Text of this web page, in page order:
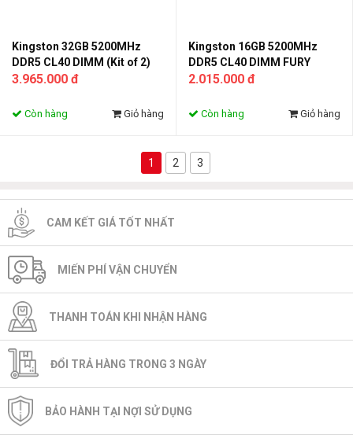
Kingston 32GB 5200MHz
DDR5 CL40 DIMM (Kit of 2)
FURY Beast Black
3.965.000 đ
Còn hàng Giỏ hàng
Kingston 16GB 5200MHz
DDR5 CL40 DIMM FURY
Beast Black
2.015.000 đ
Còn hàng Giỏ hàng
1 2 3
CAM KẾT GIÁ TỐT NHẤT
MIẾN PHÍ VẬN CHUYỂN
THANH TOÁN KHI NHẬN HÀNG
ĐỔI TRẢ HÀNG TRONG 3 NGÀY
BẢO HÀNH TẠI NỢI SỬ DỤNG